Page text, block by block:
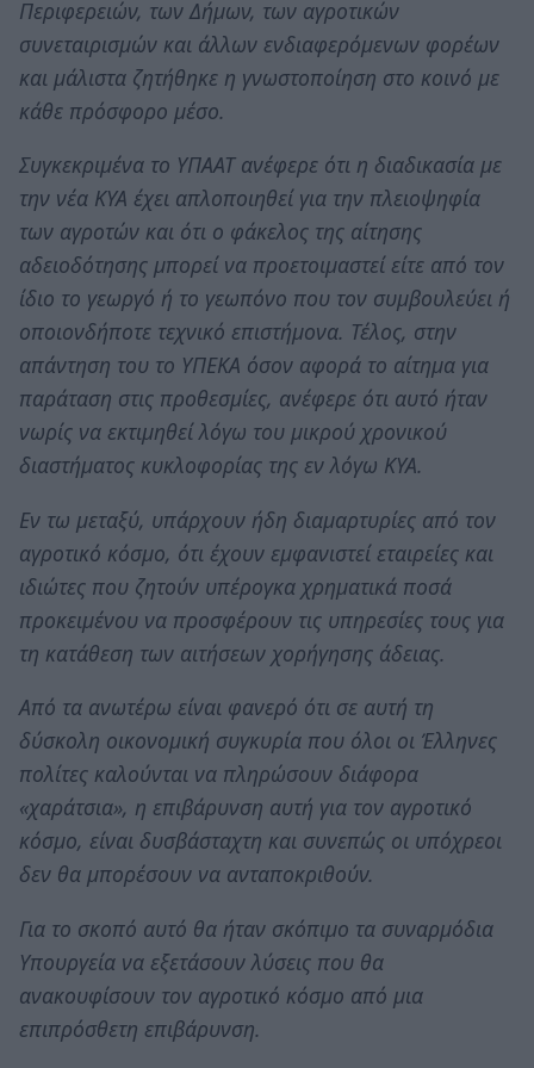
Περιφερειών, των Δήμων, των αγροτικών
συνεταιρισμών και άλλων ενδιαφερόμενων φορέων
και μάλιστα ζητήθηκε η γνωστοποίηση στο κοινό με
κάθε πρόσφορο μέσο.
Συγκεκριμένα το ΥΠΑΑΤ ανέφερε ότι η διαδικασία με
την νέα ΚΥΑ έχει απλοποιηθεί για την πλειοψηφία
των αγροτών και ότι ο φάκελος της αίτησης
αδειοδότησης μπορεί να προετοιμαστεί είτε από τον
ίδιο το γεωργό ή το γεωπόνο που τον συμβουλεύει ή
οποιονδήποτε τεχνικό επιστήμονα. Τέλος, στην
απάντηση του το ΥΠΕΚΑ όσον αφορά το αίτημα για
παράταση στις προθεσμίες, ανέφερε ότι αυτό ήταν
νωρίς να εκτιμηθεί λόγω του μικρού χρονικού
διαστήματος κυκλοφορίας της εν λόγω ΚΥΑ.
Εν τω μεταξύ, υπάρχουν ήδη διαμαρτυρίες από τον
αγροτικό κόσμο, ότι έχουν εμφανιστεί εταιρείες και
ιδιώτες που ζητούν υπέρογκα χρηματικά ποσά
προκειμένου να προσφέρουν τις υπηρεσίες τους για
τη κατάθεση των αιτήσεων χορήγησης άδειας.
Από τα ανωτέρω είναι φανερό ότι σε αυτή τη
δύσκολη οικονομική συγκυρία που όλοι οι Έλληνες
πολίτες καλούνται να πληρώσουν διάφορα
«χαράτσια», η επιβάρυνση αυτή για τον αγροτικό
κόσμο, είναι δυσβάσταχτη και συνεπώς οι υπόχρεοι
δεν θα μπορέσουν να ανταποκριθούν.
Για το σκοπό αυτό θα ήταν σκόπιμο τα συναρμόδια
Υπουργεία να εξετάσουν λύσεις που θα
ανακουφίσουν τον αγροτικό κόσμο από μια
επιπρόσθετη επιβάρυνση.